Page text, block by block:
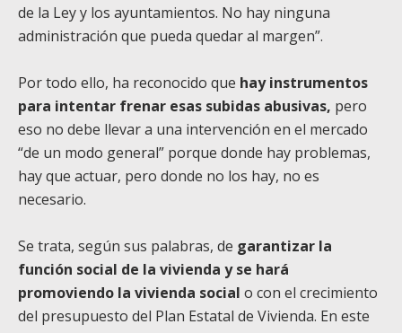
de la Ley y los ayuntamientos. No hay ninguna
administración que pueda quedar al margen”.
Por todo ello, ha reconocido que hay instrumentos
para intentar frenar esas subidas abusivas, pero
eso no debe llevar a una intervención en el mercado
“de un modo general” porque donde hay problemas,
hay que actuar, pero donde no los hay, no es
necesario.
Se trata, según sus palabras, de garantizar la
función social de la vivienda y se hará
promoviendo la vivienda social o con el crecimiento
del presupuesto del Plan Estatal de Vivienda. En este